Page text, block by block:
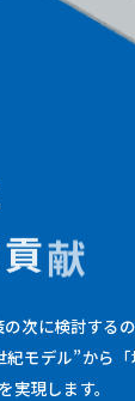
貢献
次に検討する
モデル”から
現します。